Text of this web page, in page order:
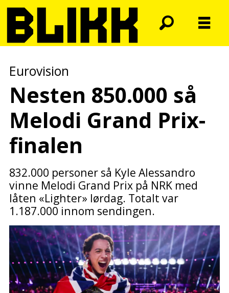
Eurovision
Nesten 850.000 så
Melodi Grand Prix-
finalen
832.000 personer så Kyle Alessandro
vinne Melodi Grand Prix på NRK med
låten «Lighter» lørdag. Totalt var
1.187.000 innom sendingen.